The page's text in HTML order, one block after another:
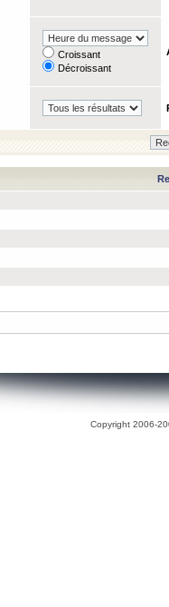
Croissant
Décroissant
Copyright 2006-